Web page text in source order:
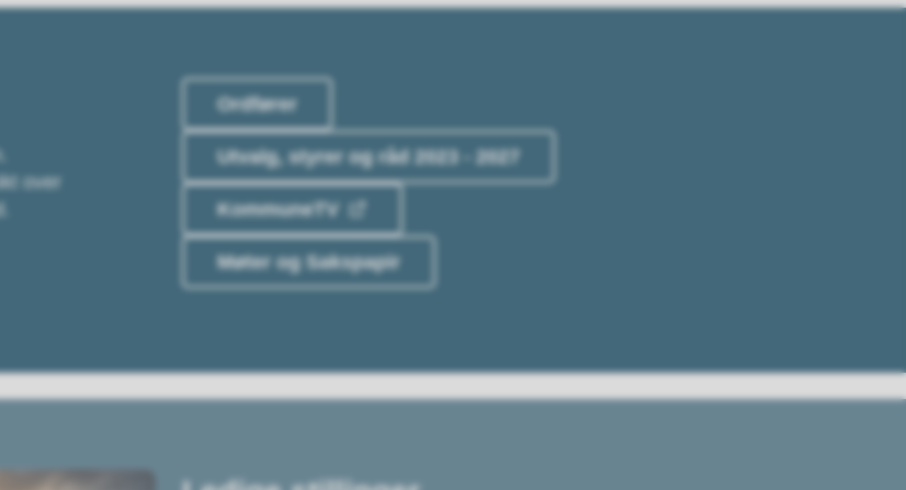
over
Ordfører
Utvalg, styrer og råd 2023 - 2027
KommuneTV
Møter og Sakspapir